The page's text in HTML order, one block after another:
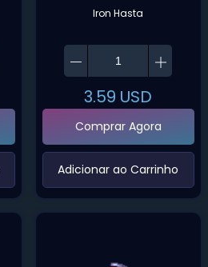
Iron Hasta
3.59 USD
Comprar Agora
‌Adicionar ao Carrinho‌